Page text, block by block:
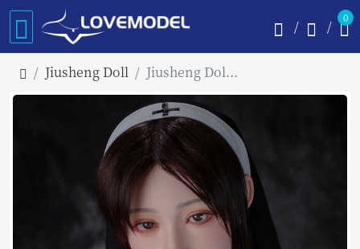
0
Jiusheng Doll Jiusheng Doll 160cm Eカップ Kikoヘッド フルシリコン製 カスタマイズ可